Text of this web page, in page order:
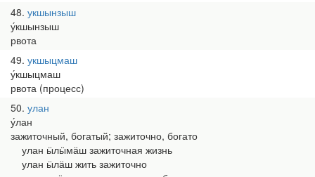
48 укшынзыш
у́кшынзыш
рвота
49 укшыцмаш
у́кшыцмаш
рвота (процесс)
50 улан
у́лан
зажиточный, богатый; зажиточно, богато
улан ӹлӹмӓш зажиточная жизнь
улан ӹлӓш жить зажиточно